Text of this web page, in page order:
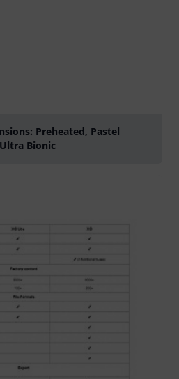
Preheated, Pastel
Bionic